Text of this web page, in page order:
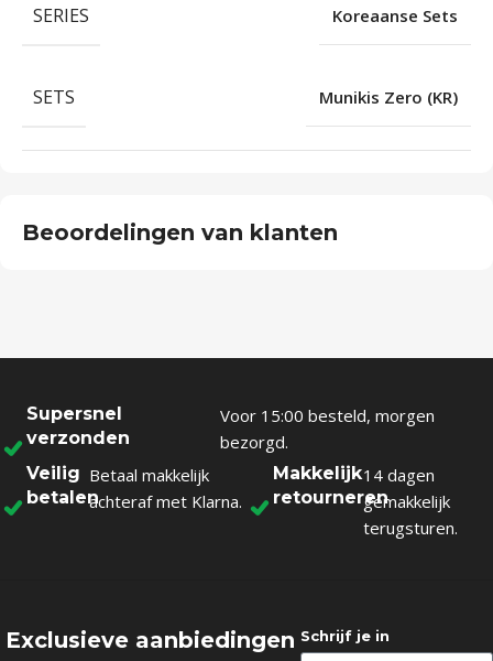
SERIES Koreaanse Sets
SETS Munikis Zero (KR)
Beoordelingen van klanten
Supersnel
verzonden
Voor 15:00 besteld, morgen
bezorgd.
Veilig
betalen
Betaal makkelijk
achteraf met Klarna.
Makkelijk
retourneren
14 dagen
gemakkelijk
terugsturen.
Exclusieve aanbiedingen Schrijf je in